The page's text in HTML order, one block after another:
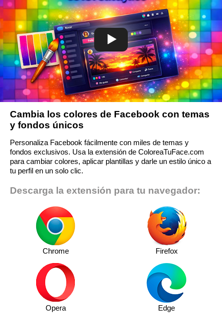
Cambia los colores de Facebook con temas
y fondos únicos
Personaliza Facebook fácilmente con miles de temas y
fondos exclusivos. Usa la extensión de ColoreaTuFace.com
para cambiar colores, aplicar plantillas y darle un estilo único a
tu perfil en un solo clic.
Descarga la extensión para tu navegador:
Chrome Firefox
Opera Edge